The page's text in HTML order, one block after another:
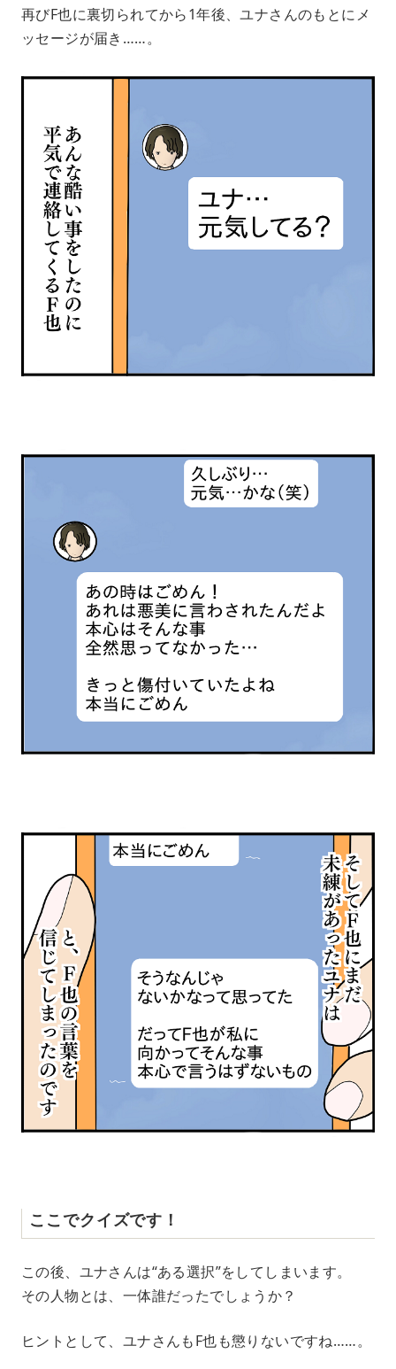
再びF也に裏切られてから1年後、ユナさんのもとにメ
ッセージが届き……。
ここでクイズです！
この後、ユナさんは“ある選択”をしてしまいます。
その人物とは、一体誰だったでしょうか？
ヒントとして、ユナさんもF也も懲りないですね……。